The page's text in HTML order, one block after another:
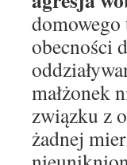
obecności
małżonek
związku z
żadnej